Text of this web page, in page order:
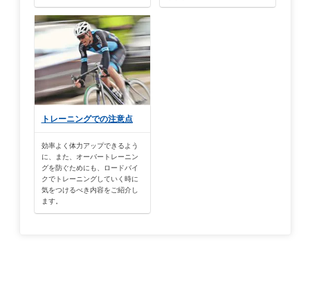
トレーニングでの注意点
効率よく体力アップできるよう
に、また、オーバートレーニン
グを防ぐためにも、ロードバイ
クでトレーニングしていく時に
気をつけるべき内容をご紹介し
ます。